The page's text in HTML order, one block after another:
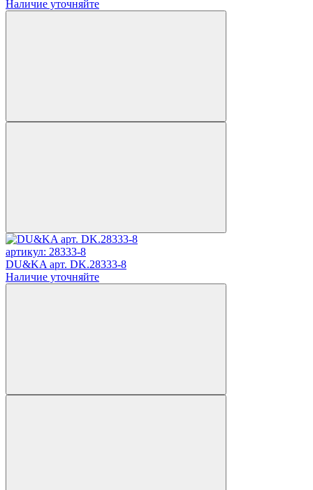
Наличие уточняйте
артикул: 28333-8
DU&KA арт. DK.28333-8
Наличие уточняйте